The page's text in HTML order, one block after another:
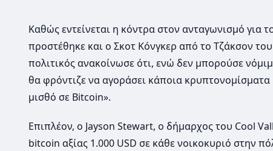
Καθώς εντείνεται η κόντρα στον ανταγωνισμό για
προστέθηκε και ο Σκοτ Κόνγκερ από το Τζάκσον
πολιτικός ανακοίνωσε ότι, ενώ δεν μπορούσε
θα φρόντιζε να αγοράσει κάποια
μισθό σε Bitcoin».
Επιπλέον, ο Jayson Stewart, ο δήμαρχος του Cool
bitcoin αξίας 1.000 USD σε κάθε νοικοκυριό στην